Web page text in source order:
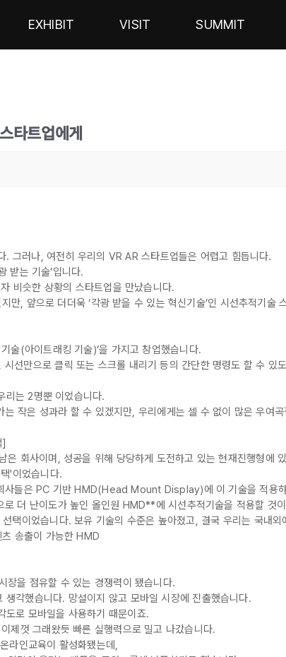
EXHIBIT VISIT SUMMIT
타트업에게
그러나, 여전히 우리의 VR AR 스타트업들은 어렵고 힘듭니다.
받는 기술’입니다.
비슷한 상황의 스타트업을 만났습니다.
만, 앞으로 더더욱 ‘각광 받을 수 있는 혁신기술’인 시선추적기술
술(아이트래킹 기술)’을 가지고 창업했습니다.
선만으로 클릭 또는 스크롤 내리기 등의 간단한 명령도 할 수 있
리는 2명뿐 이었습니다.
작은 성과라 할 수 있겠지만, 우리에게는 셀 수 없이 많은 우여
]
회사이며, 성공을 위해 당당하게 도전하고 있는 현재진행형에
'이었습니다.
사들은 PC 기반 HMD(Head Mount Display)에 이 기술을 적용
더 난이도가 높인 올인원 HMD**에 시선추적기술을 적용할 것
택이었습니다. 보유 기술의 수준은 높아졌고, 결국 우리는 국내
송출이 가능한 HMD
장을 점유할 수 있는 경쟁력이 됐습니다.
각했습니다. 망설이지 않고 모바일 시장에 진출했습니다.
로 모바일을 사용하기 때문이죠.
제껏 그래왔듯 빠른 실행력으로 밀고 나갔습니다.
라인교육이 활성화됐는데,